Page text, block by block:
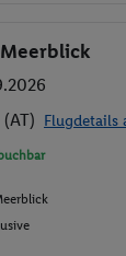
Flugdetails